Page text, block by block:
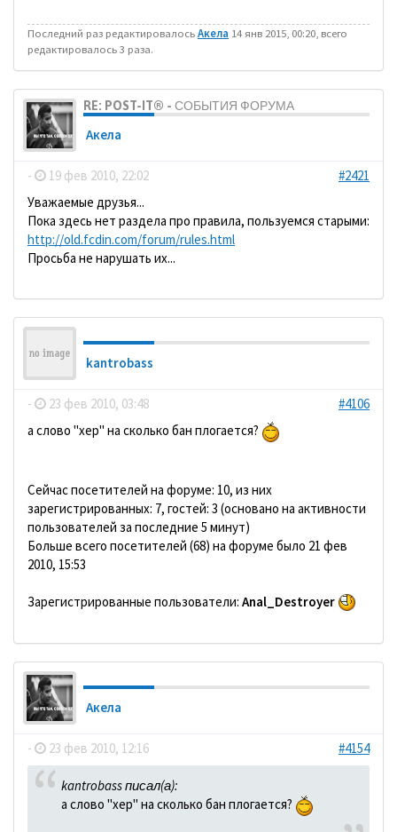
Последний раз редактировалосьАкела 14 янв 2015, 00:20, всего
редактировалось 3 раза.
RE: POST-IT® - СОБЫТИЯ ФОРУМА
Акела
- 19 фев 2010, 22:02
#2421
Уважаемые друзья...
Пока здесь нет раздела про правила, пользуемся старыми:
http://old.fcdin.com/forum/rules.html
Просьба не нарушать их...
kantrobass
- 23 фев 2010, 03:48
#4106
а слово "хер" на сколько бан плогается?
Сейчас посетителей на форуме: 10, из них
зарегистрированных: 7, гостей: 3 (основано на активности
пользователей за последние 5 минут)
Больше всего посетителей (68) на форуме было 21 фев
2010, 15:53
Зарегистрированные пользователи: Anal_Destroyer
Акела
- 23 фев 2010, 12:16 #4154
kantrobass писал(а):
а слово "хер" на сколько бан плогается?